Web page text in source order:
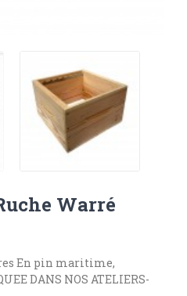
Warré
En pin maritime,
DANS NOS ATELIERS-